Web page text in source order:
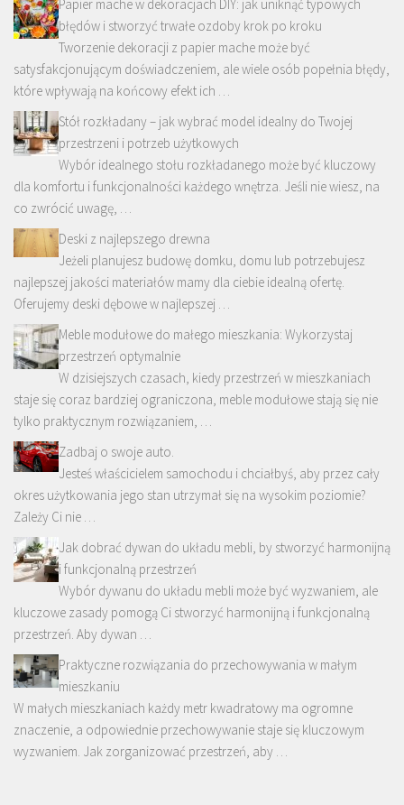
Papier mache w dekoracjach DIY: jak uniknąć typowych
błędów i stworzyć trwałe ozdoby krok po kroku
Tworzenie dekoracji z papier mache może być
satysfakcjonującym doświadczeniem, ale wiele osób popełnia błędy,
które wpływają na końcowy efekt ich …
Stół rozkładany – jak wybrać model idealny do Twojej
przestrzeni i potrzeb użytkowych
Wybór idealnego stołu rozkładanego może być kluczowy
dla komfortu i funkcjonalności każdego wnętrza. Jeśli nie wiesz, na
co zwrócić uwagę, …
Deski z najlepszego drewna
Jeżeli planujesz budowę domku, domu lub potrzebujesz
najlepszej jakości materiałów mamy dla ciebie idealną ofertę.
Oferujemy deski dębowe w najlepszej …
Meble modułowe do małego mieszkania: Wykorzystaj
przestrzeń optymalnie
W dzisiejszych czasach, kiedy przestrzeń w mieszkaniach
staje się coraz bardziej ograniczona, meble modułowe stają się nie
tylko praktycznym rozwiązaniem, …
Zadbaj o swoje auto.
Jesteś właścicielem samochodu i chciałbyś, aby przez cały
okres użytkowania jego stan utrzymał się na wysokim poziomie?
Zależy Ci nie …
Jak dobrać dywan do układu mebli, by stworzyć harmonijną
i funkcjonalną przestrzeń
Wybór dywanu do układu mebli może być wyzwaniem, ale
kluczowe zasady pomogą Ci stworzyć harmonijną i funkcjonalną
przestrzeń. Aby dywan …
Praktyczne rozwiązania do przechowywania w małym
mieszkaniu
W małych mieszkaniach każdy metr kwadratowy ma ogromne
znaczenie, a odpowiednie przechowywanie staje się kluczowym
wyzwaniem. Jak zorganizować przestrzeń, aby …